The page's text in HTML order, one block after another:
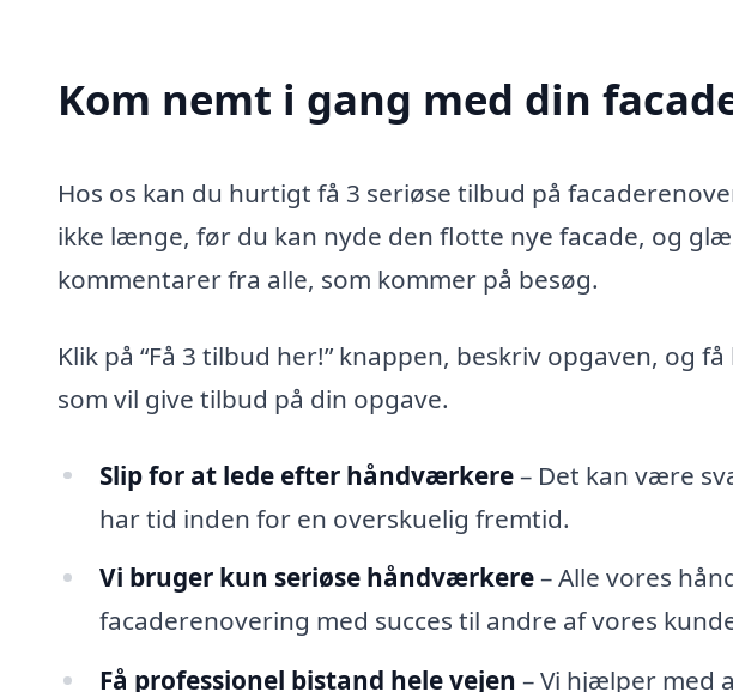
Kom nemt i gang med din
Hos os kan du hurtigt få 3 seriøse tilbud på
ikke længe, før du kan nyde den flotte nye facade, og
kommentarer fra alle, som kommer på besøg.
Klik på “Få 3 tilbud her!” knappen, beskriv opgaven, og
som vil give tilbud på din opgave.
Slip for at lede efter håndværkere– Det kan være
har tid inden for en overskuelig fremtid.
Vi bruger kun seriøse håndværkere– Alle vores
facaderenovering med succes til andre af vores
Få professionel bistand hele vejen – Vi hjælper med